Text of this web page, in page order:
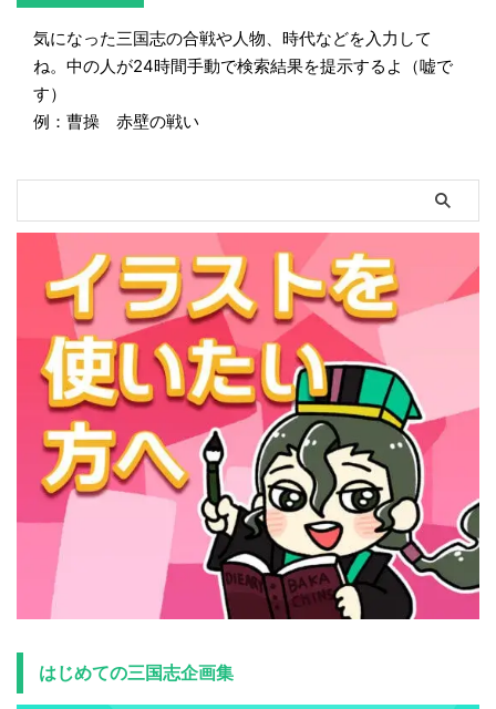
気になった三国志の合戦や人物、時代などを入力して
ね。中の人が24時間手動で検索結果を提示するよ（嘘で
す）
例：曹操 赤壁の戦い
はじめての三国志企画集